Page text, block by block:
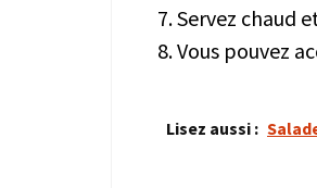
Servez chaud
Vous pouvez
Lisez aussi :